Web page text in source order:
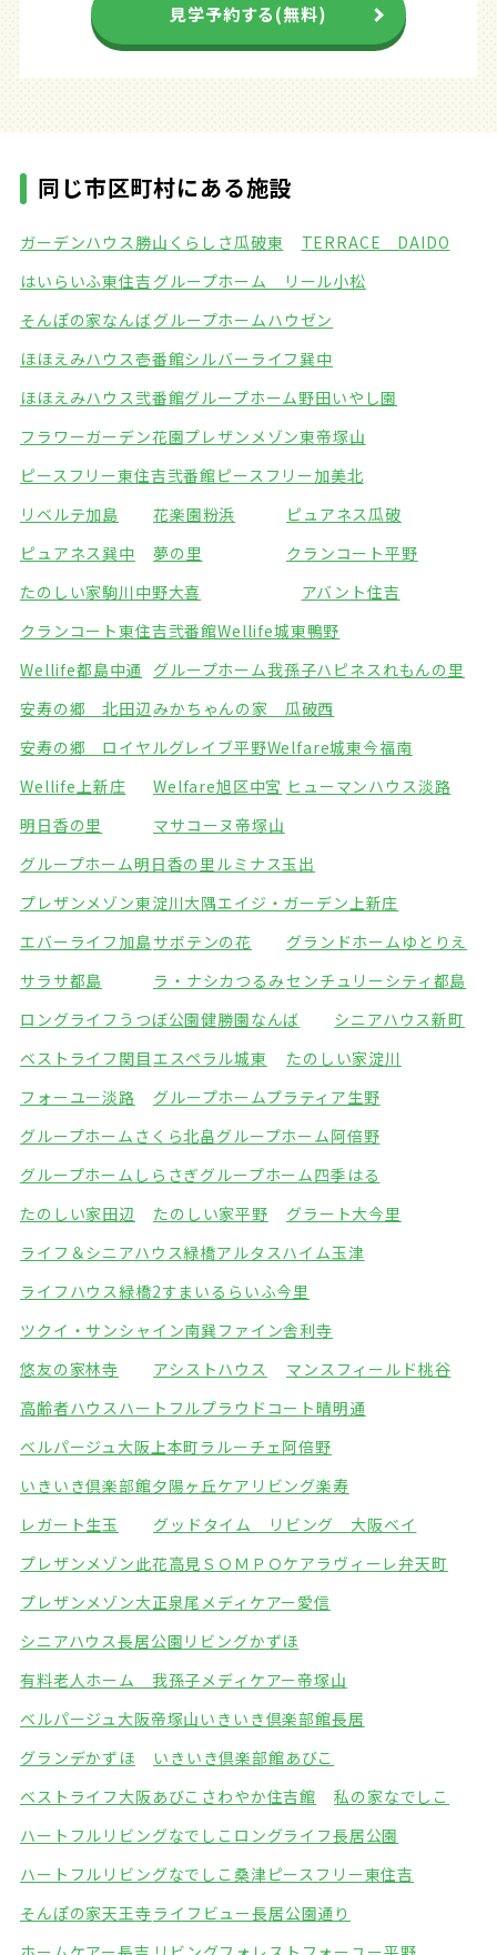
見学予約する(無料)
同じ市区町村にある施設
ガーデンハウス勝山 くらしさ瓜破東
TERRACE DAIDO
はいらいふ東住吉 グループホーム リール小松
そんぽの家なんばグループホームハウゼン
ほほえみハウス壱番館シルバーライフ巽中
ほほえみハウス弐番館グループホーム野田いやし園
フラワーガーデン花園プレザンメゾン東帝塚山
ピースフリー東住吉弐番館ピースフリー加美北
リベルテ加島
花楽園粉浜
ピュアネス瓜破
ピュアネス巽中
夢の里
クランコート平野
たのしい家駒川中野大喜
アバント住吉
クランコート東住吉弐番館Wellife城東鴨野
Wellife都島中通
グループホーム我孫子ハピネスれもんの里
安寿の郷 北田辺 みかちゃんの家 瓜破西
安寿の郷 ロイヤルグレイブ平野Welfare城東今福南
Wellife上新庄
Welfare旭区中宮 ヒューマンハウス淡路
明日香の里
マサコーヌ帝塚山
グループホーム明日香の里 ルミナス玉出
プレザンメゾン東淀川大隅エイジ・ガーデン上新庄
エバーライフ加島サボテンの花
グランドホームゆとりえ
サラサ都島
ラ・ナシカつるみセンチュリーシティ都島
ロングライフうつぼ公園健勝園なんば
シニアハウス新町
ベストライフ関目エスペラル城東
たのしい家淀川
フォーユー淡路
グループホームプラティア生野
グループホームさくら北畠グループホーム阿倍野
グループホームしらさぎグループホーム四季はる
たのしい家田辺
たのしい家平野
グラート大今里
ライフ＆シニアハウス緑橋アルタスハイム玉津
ライフハウス緑橋2すまいるらいふ今里
ツクイ・サンシャイン南巽ファイン舎利寺
悠友の家林寺
アシストハウス
マンスフィールド桃谷
高齢者ハウスハートフルプラウドコート晴明通
ベルパージュ大阪上本町ラルーチェ阿倍野
いきいき倶楽部館夕陽ヶ丘ケアリビング楽寿
レガート生玉
グッドタイム リビング 大阪ベイ
プレザンメゾン此花高見 ＳＯＭＰＯケアラヴィーレ弁天町
プレザンメゾン大正泉尾 メディケアー愛信
シニアハウス長居公園 リビングかずほ
有料老人ホーム 我孫子メディケアー帝塚山
ベルパージュ大阪帝塚山いきいき倶楽部館長居
グランデかずほ
いきいき倶楽部館あびこ
ベストライフ大阪あびこ さわやか住吉館
私の家なでしこ
ハートフルリビングなでしこ ロングライフ長居公園
ハートフルリビングなでしこ桑津ピースフリー東住吉
そんぽの家天王寺ライフビュー長居公園通り